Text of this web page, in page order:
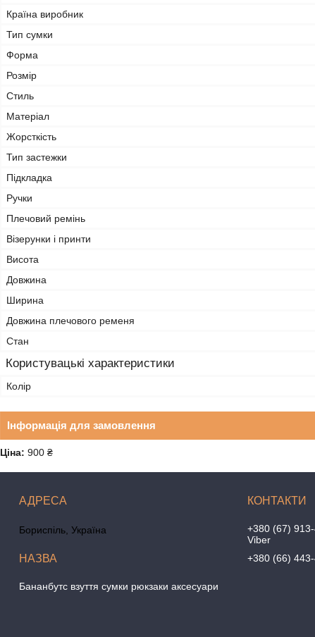
Країна виробник
Тип сумки
Форма
Розмір
Стиль
Матеріал
Жорсткість
Тип застежки
Підкладка
Ручки
Плечовий ремінь
Візерунки і принти
Висота
Довжина
Ширина
Довжина плечового ременя
Стан
Користувацькi характеристики
Колір
Інформація для замовлення
Ціна: 900 ₴
Бориспіль, Україна
Бананбутс взуття сумки рюкзаки аксесуари
+380 (67)
Viber
+380 (66)